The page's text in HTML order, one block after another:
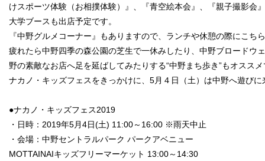
けスポーツ体験（お相撲体験）』、『青空絵本会』、『親子撮影会
大学ブースも出店予定です。
『中野グルメコーナー』もありますので、ランチや休憩の際にこち
疲れたら中野四季の森公園の芝生で一休みしたり、中野ブロードウ
野の素敵なお店へ足を延ばしてみたりする“中野まち歩き”もオスス
ナカノ・キッズフェスをきっかけに、5月４日（土）は中野へ遊びに
●ナカノ・キッズフェス2019
・日時：2019年5月4日(土) 11:00～16:00 ※雨天中止
・会場：中野セントラルパーク パークアベニュー
MOTTAINAIキッズフリーマーケット 13:00～14:30